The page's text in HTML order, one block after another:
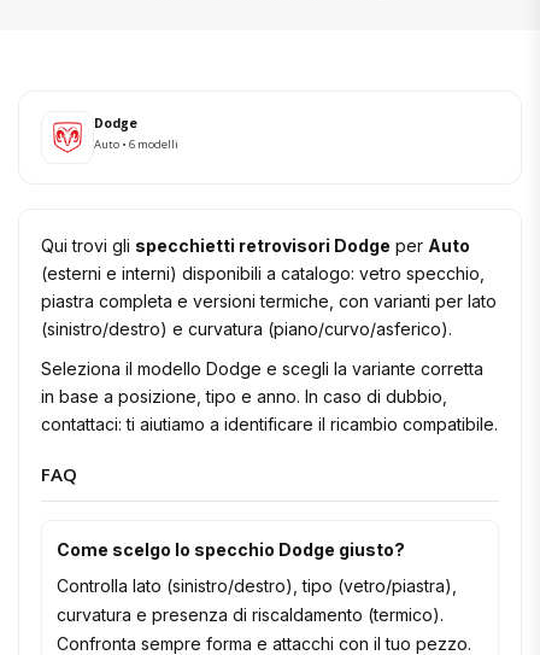
Dodge
Auto • 6 modelli
Qui trovi gli specchietti retrovisori Dodge per Auto
(esterni e interni) disponibili a catalogo: vetro specchio,
piastra completa e versioni termiche, con varianti per lato
(sinistro/destro) e curvatura (piano/curvo/asferico).
Seleziona il modello Dodge e scegli la variante corretta
in base a posizione, tipo e anno. In caso di dubbio,
contattaci: ti aiutiamo a identificare il ricambio compatibile.
FAQ
Come scelgo lo specchio Dodge giusto?
Controlla lato (sinistro/destro), tipo (vetro/piastra),
curvatura e presenza di riscaldamento (termico).
Confronta sempre forma e attacchi con il tuo pezzo.